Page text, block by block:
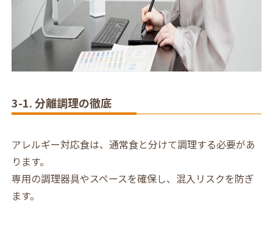
3-1. 分離調理の徹底
アレルギー対応食は、通常食と分けて調理する必要があ
ります。
専用の調理器具やスペースを確保し、混入リスクを防ぎ
ます。